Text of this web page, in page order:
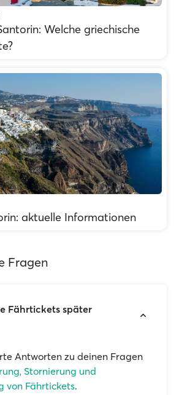
Welche griechische
aktuelle Informationen
Fragen
Fährtickets später
Antworten zu deinen Fragen
Stornierung und
von Fährtickets.